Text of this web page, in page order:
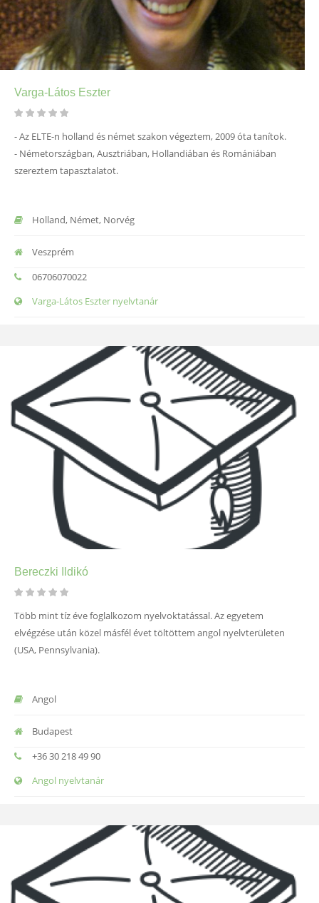
Varga-Látos Eszter
- Az ELTE-n holland és német szakon végeztem, 2009 óta tanítok.
- Németországban, Ausztriában, Hollandiában és Romániában
szereztem tapasztalatot.
Holland, Német, Norvég
Veszprém
06706070022
Varga-Látos Eszter nyelvtanár
Bereczki Ildikó
Több mint tíz éve foglalkozom nyelvoktatással. Az egyetem
elvégzése után közel másfél évet töltöttem angol nyelvterületen
(USA, Pennsylvania).
Angol
Budapest
+36 30 218 49 90
Angol nyelvtanár